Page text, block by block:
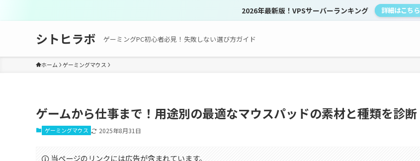
2026年最新版！VPSサーバーランキング 詳細はこちら
シトヒラボ ゲーミングPC初心者必見！失敗しない選び方ガイド
ホーム ゲーミングマウス
ゲームから仕事まで！用途別の最適なマウスパッドの素材と種類を診断
ゲーミングマウス 2025年8月31日
当ページのリンクには広告が含まれています。